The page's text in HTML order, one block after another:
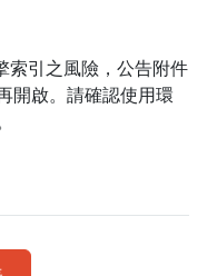
索引之風險，公告附件
開啟。請確認使用環